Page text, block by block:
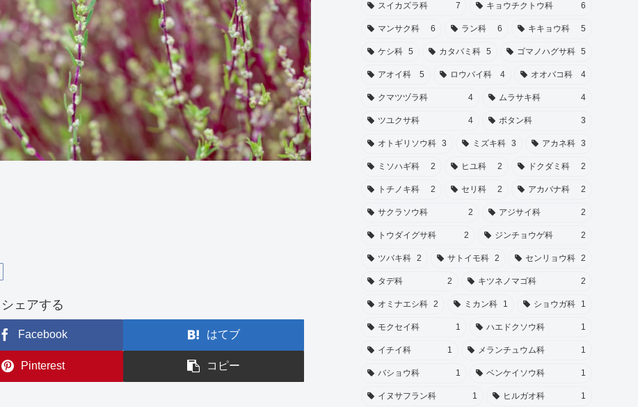
シェアする
Facebook はてブ
Pinterest コピー
スイカズラ科 7 キョウチクトウ科 6
マンサク科 6 ラン科 6 キキョウ科 5
ケシ科 5 カタバミ科 5 ゴマノハグサ科 5
アオイ科 5 ロウバイ科 4 オオバコ科 4
クマツヅラ科 4 ムラサキ科 4
ツユクサ科 4 ボタン科 3
オトギリソウ科 3 ミズキ科 3 アカネ科 3
ミソハギ科 2 ヒユ科 2 ドクダミ科 2
トチノキ科 2 セリ科 2 アカバナ科 2
サクラソウ科 2 アジサイ科 2
トウダイグサ科 2 ジンチョウゲ科 2
ツバキ科 2 サトイモ科 2 センリョウ科 2
タデ科 2 キツネノマゴ科 2
オミナエシ科 2 ミカン科 1 ショウガ科 1
モクセイ科 1 ハエドクソウ科 1
イチイ科 1 メランチュウム科 1
バショウ科 1 ベンケイソウ科 1
イヌサフラン科 1 ヒルガオ科 1